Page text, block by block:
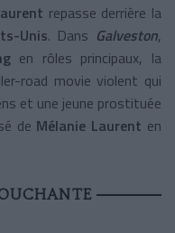
repasse derrière la
Unis. Dans Galveston,
en rôles principaux, la
road movie violent qui
et une jeune prostituée
de Mélanie Laurent en